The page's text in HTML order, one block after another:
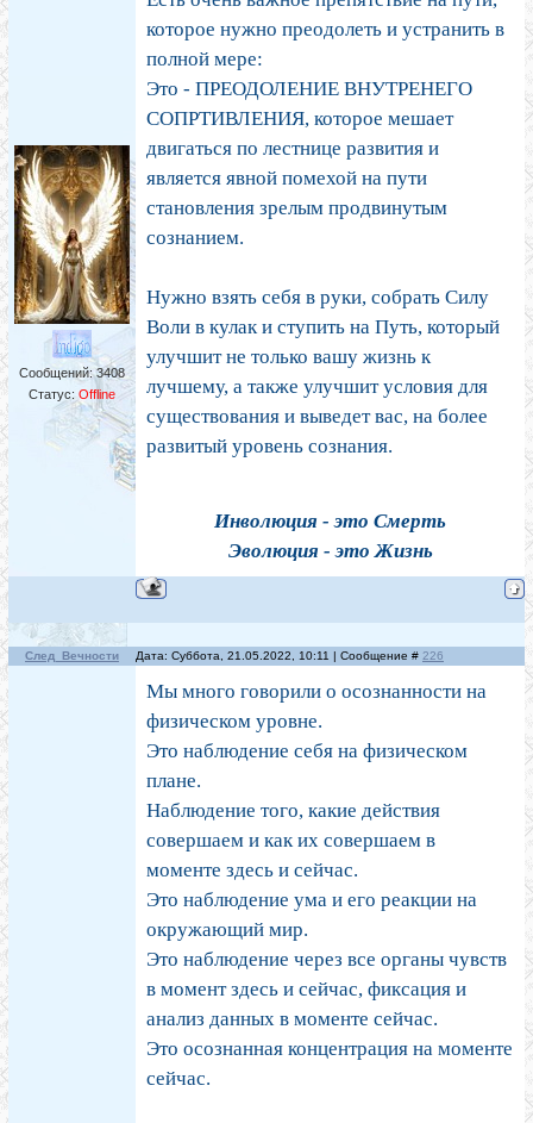
Сообщений:3408
Статус: Offline
которое нужно преодолеть и устранить в
полной мере:
Это - ПРЕОДОЛЕНИЕ ВНУТРЕНЕГО
СОПРТИВЛЕНИЯ, которое мешает
двигаться по лестнице развития и
является явной помехой на пути
становления зрелым продвинутым
сознанием.
Нужно взять себя в руки, собрать Силу
Воли в кулак и ступить на Путь, который
улучшит не только вашу жизнь к
лучшему, а также улучшит условия для
существования и выведет вас, на более
развитый уровень сознания.
Инволюция - это Смерть
Эволюция - это Жизнь
След_Вечности Дата: Суббота, 21.05.2022, 10:11 | Сообщение # 226
Мы много говорили о осознанности на
физическом уровне.
Это наблюдение себя на физическом
плане.
Наблюдение того, какие действия
совершаем и как их совершаем в
моменте здесь и сейчас.
Это наблюдение ума и его реакции на
окружающий мир.
Это наблюдение через все органы чувств
в момент здесь и сейчас, фиксация и
анализ данных в моменте сейчас.
Это осознанная концентрация на моменте
сейчас.